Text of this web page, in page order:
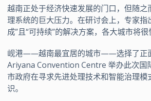
越南正处于经济快速发展的门口，但随之
理系统的巨大压力。在研讨会上，专家指
成”且“可持续”的解决方案，各大城市将很
岘港——越南最宜居的城市——选择了正
Ariyana Convention Centre 举办此次国
市政府在寻求先进处理技术和智能治理模
识。